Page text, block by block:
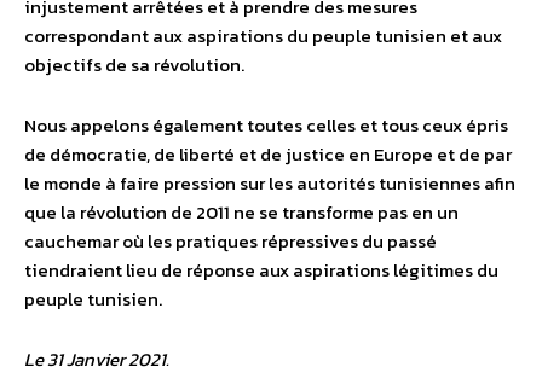
injustement arrêtées et à prendre des mesures
correspondant aux aspirations du peuple tunisien et aux
objectifs de sa révolution.
Nous appelons également toutes celles et tous ceux épris
de démocratie, de liberté et de justice en Europe et de par
le monde à faire pression sur les autorités tunisiennes afin
que la révolution de 2011 ne se transforme pas en un
cauchemar où les pratiques répressives du passé
tiendraient lieu de réponse aux aspirations légitimes du
peuple tunisien.
Le 31 Janvier 2021.